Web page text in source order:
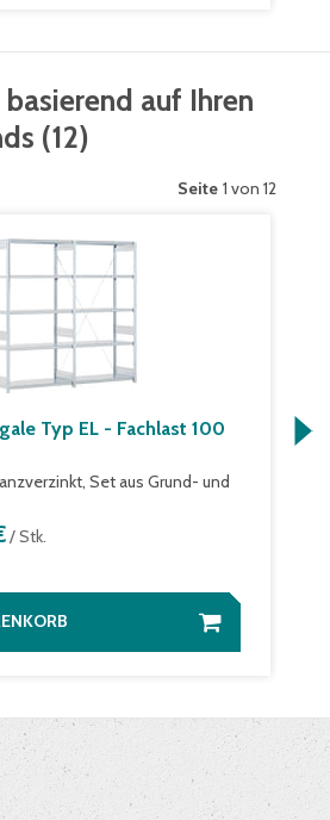
auf Ihren
(12)
Seite 1 von 12
Typ EL - Fachlast 100
Set aus Grund- und
/ Stk.